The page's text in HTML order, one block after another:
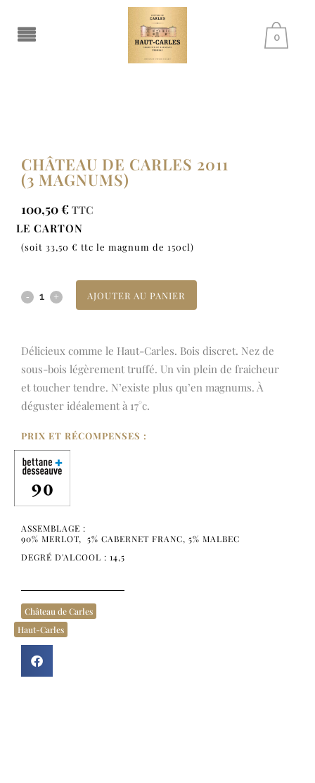
0
CHÂTEAU DE CARLES 2011
(3 MAGNUMS)
100,50€ TTC
LE CARTON
(soit 33,50 € ttc le magnum de 150cl)
AJOUTER AU PANIER
Délicieux comme le Haut-Carles. Bois discret. Nez de
sous-bois légèrement truffé. Un vin plein de fraicheur
et toucher tendre. N’existe plus qu’en magnums. À
déguster idéalement à 17°c.
PRIX ET RÉCOMPENSES :
ASSEMBLAGE :
90% MERLOT, 5% CABERNET FRANC, 5% MALBEC
DEGRÉ D'ALCOOL : 14,5
Château de Carles
Haut-Carles